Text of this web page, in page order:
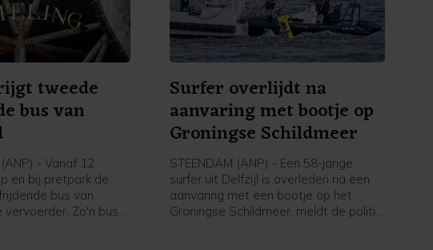
tweede
bus van
- Vanaf 12
en bij pretpark de
bus van
vervoerder. Zo'n bus
Surfer overlijdt na
aanvaring met bootje op
Groningse Schildmeer
STEENDAM (ANP) - Een 58-jarige
surfer uit Delfzijl is overleden na een
aanvaring met een bootje op het
Groningse Schildmeer, meldt de politie.